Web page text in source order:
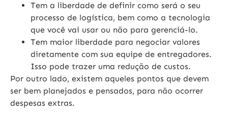
Tem a liberdade de definir como será o seu
processo de logística, bem como a tecnologia
que você vai usar ou não para gerenciá-lo.
Tem maior liberdade para negociar valores
diretamente com sua equipe de entregadores.
Isso pode trazer uma redução de custos.
Por outro lado, existem aqueles pontos que devem
ser bem planejados e pensados, para não ocorrer
despesas extras.